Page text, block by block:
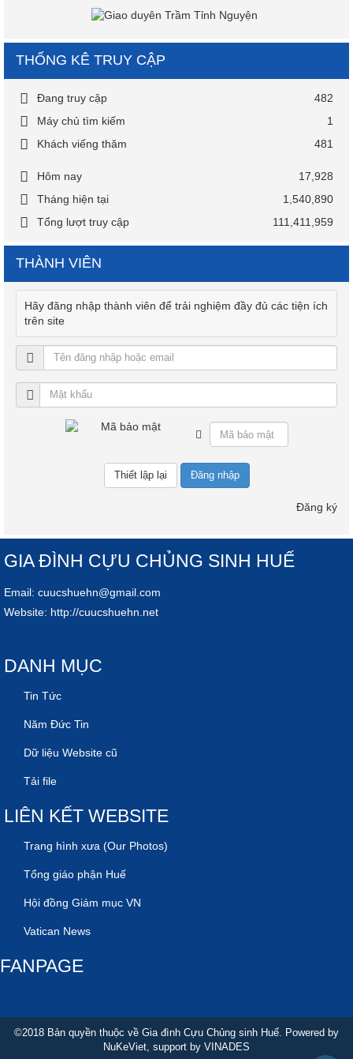
THỐNG KÊ TRUY CẬP
Đang truy cập
482
Máy chủ tìm kiếm
1
Khách viếng thăm
481
Hôm nay
17,928
Tháng hiện tại
1,540,890
Tổng lượt truy cập
111,411,959
THÀNH VIÊN
Hãy đăng nhập thành viên để trải nghiệm đầy đủ các tiện ích
trên site
Đăng nhập
Đăng ký
GIA ĐÌNH CỰU CHỦNG SINH HUẾ
Email: cuucshuehn@gmail.com
Website: http://cuucshuehn.net
DANH MỤC
Tin Tức
Năm Đức Tin
Dữ liệu Website cũ
Tải file
LIÊN KẾT WEBSITE
Trang hình xưa (Our Photos)
Tổng giáo phận Huế
Hội đồng Giám mục VN
Vatican News
FANPAGE
©2018 Bản quyền thuộc về Gia đình Cựu Chủng sinh Huế. Powered by
NuKeViet , support by VINADES